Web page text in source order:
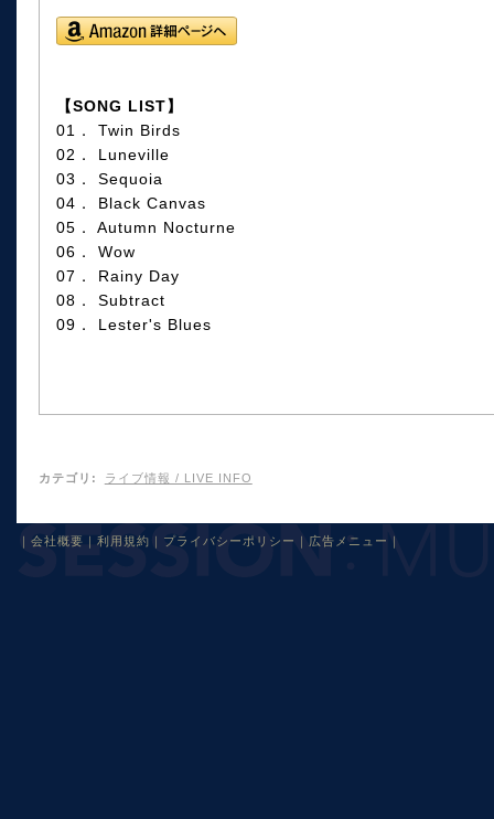
【SONG LIST】
01． Twin Birds
02． Luneville
03． Sequoia
04． Black Canvas
05． Autumn Nocturne
06． Wow
07． Rainy Day
08． Subtract
09． Lester's Blues
カテゴリ : ライブ情報 / LIVE INFO
会社概要 利用規約 プライバシーポリシー 広告メニュー